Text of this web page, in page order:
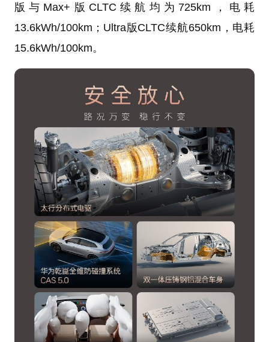
版与Max+版CLTC续航均为725km，电耗
13.6kWh/100km；Ultra版CLTC续航650km，电耗
15.6kWh/100km。